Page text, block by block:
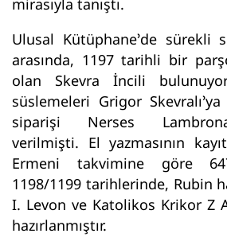
Ulusal Kütüphane’de sürekli
arasında, 1197 tarihli bir
olan Skevra İncili
süslemeleri Grigor
siparişi Nerses
verilmişti. El yazmasının
Ermeni takvimine göre
1198/1199 tarihlerinde, Rubin
I. Levon ve Katolikos Krikor Z
hazırlanmıştır.